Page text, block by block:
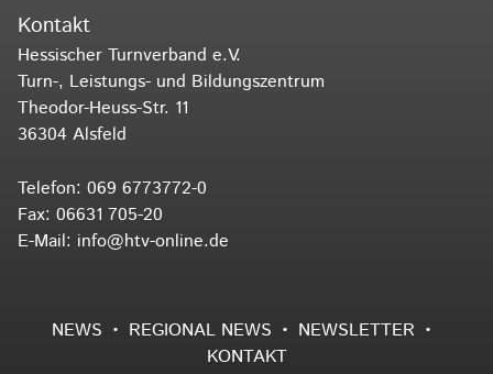
Kontakt
Hessischer Turnverband e.V.
Turn-, Leistungs- und Bildungszentrum
Theodor-Heuss-Str. 11
36304 Alsfeld
Telefon: 069 6773772-0
Fax: 06631 705-20
E-Mail: info@htv-online.de
NEWS REGIONAL NEWS
NEWSLETTER
KONTAKT